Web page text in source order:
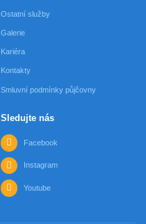
Ostatní služby
Galerie
Kariéra
Kontakty
Smluvní podmínky půjčovny
Sledujte nás
Facebook
Instagram
Youtube